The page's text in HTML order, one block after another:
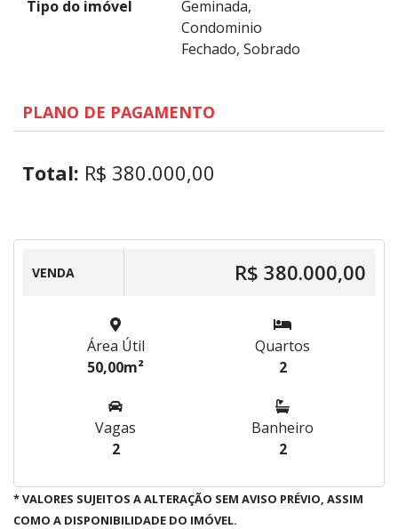
Tipo do imóvel
Geminada,
Condominio
Fechado, Sobrado
PLANO DE PAGAMENTO
Total: R$ 380.000,00
VENDA R$ 380.000,00
Área Útil
50,00m²
Quartos
2
Vagas
2
Banheiro
2
* VALORES SUJEITOS A ALTERAÇÃO SEM AVISO PRÉVIO, ASSIM
COMO A DISPONIBILIDADE DO IMÓVEL.